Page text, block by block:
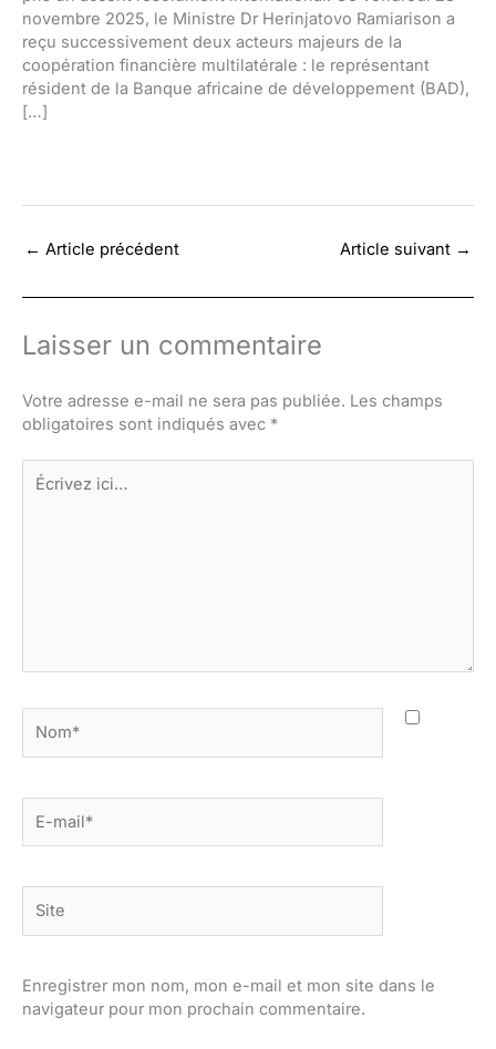
novembre 2025, le Ministre Dr Herinjatovo Ramiarison a
reçu successivement deux acteurs majeurs de la
coopération financière multilatérale : le représentant
résident de la Banque africaine de développement (BAD),
[…]
← Article précédent Article suivant →
Laisser un commentaire
Votre adresse e-mail ne sera pas publiée. Les champs
obligatoires sont indiqués avec *
Écrivez
ici…
mail*
Enregistrer mon nom, mon e-mail et mon site dans le
navigateur pour mon prochain commentaire.